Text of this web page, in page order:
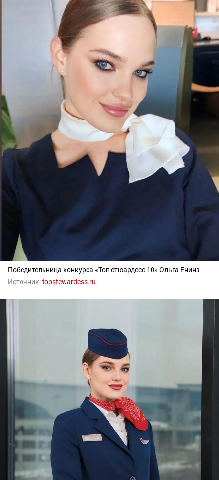
Победительница конкурса «Топ стюардесс 10» Ольга Енина
Источник:topstewardess.ru